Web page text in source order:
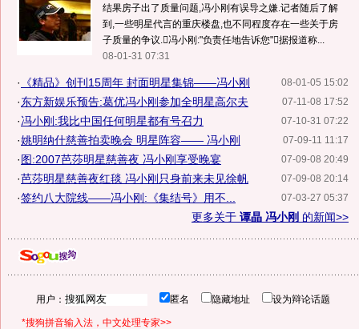
结果房子出了质量问题,冯小刚有误导之嫌.记者随后了解
到,一些明星代言的重庆楼盘,也不同程度存在一些关于房
子质量的争议.冯小刚:"负责任地告诉您"据报道称...
08-01-31 07:31
08-01-05 15:02
· 《精品》创刊15周年 封面明星集锦——冯小刚
07-11-08 17:52
·东方新娱乐预告:葛优冯小刚参加全明星高尔夫
07-10-31 07:22
·冯小刚:我比中国任何明星都有号召力
07-09-11 11:17
·姚明纳什慈善拍卖晚会 明星阵容—— 冯小刚
07-09-08 20:49
·图:2007芭莎明星慈善夜 冯小刚享受晚宴
07-09-08 20:14
·芭莎明星慈善夜红毯 冯小刚只身前来未见徐帆
07-03-27 05:37
·签约八大院线——冯小刚:《集结号》用不...
更多关于 谭晶 冯小刚 的新闻>>
用户： 匿名 隐藏地址 设为辩论话题
*搜狗拼音输入法，中文处理专家>>